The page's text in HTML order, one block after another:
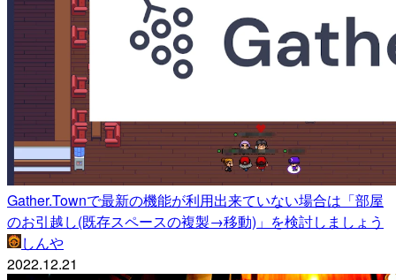
Gather.Townで最新の機能が利用出来ていない場合は「部屋
のお引越し(既存スペースの複製→移動)」を検討しましょう
しんや
2022.12.21